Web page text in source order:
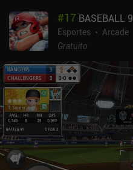
#17 BASEBALL 9
Esportes
Arcade
Gratuito